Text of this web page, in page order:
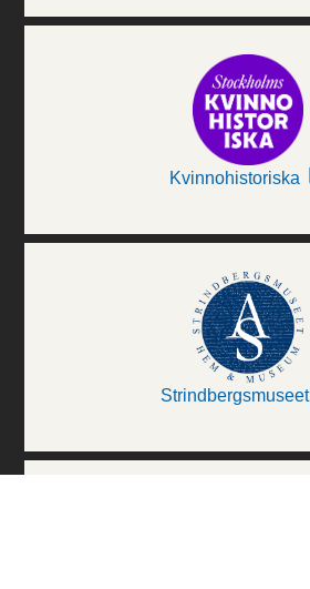
Kvinnohistoriska
Strindbergsmuseet